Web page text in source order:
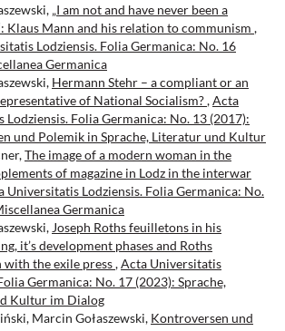
„I am not and have never been a
Klaus Mann and his relation to communism ,
Lodziensis. Folia Germanica: No. 16
Germanica
Hermann Stehr – a compliant or an
of National Socialism?,Acta
Lodziensis. Folia Germanica: No. 13 (2017):
und Polemik in Sprache, Literatur und Kultur
The image of a modern woman in the
of magazine in Lodz in the interwar
Universitatis Lodziensis. Folia Germanica: No.
Germanica
Joseph Roths feuilletons in his
it’s development phases and Roths
the exile press,Acta Universitatis
Germanica: No. 17 (2023): Sprache,
Kultur im Dialog
Marcin Gołaszewski, Kontroversen und